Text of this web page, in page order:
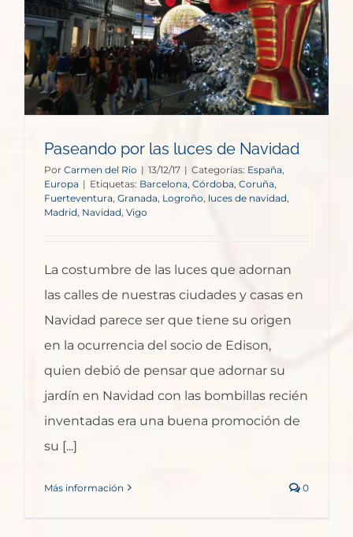
Paseando por las luces de Navidad
Por Carmen del Rio | 13/12/17 | Categorías: España
Europa | Etiquetas: Barcelona, Córdoba, Coruña
Fuerteventura Granada Logroño luces de navidad
Madrid Navidad Vigo
La costumbre de las luces que adornan
las calles de nuestras ciudades y casas en
Navidad parece ser que tiene su origen
en la ocurrencia del socio de Edison,
quien debió de pensar que adornar su
jardín en Navidad con las bombillas recién
inventadas era una buena promoción de
su [...]
Más información 0